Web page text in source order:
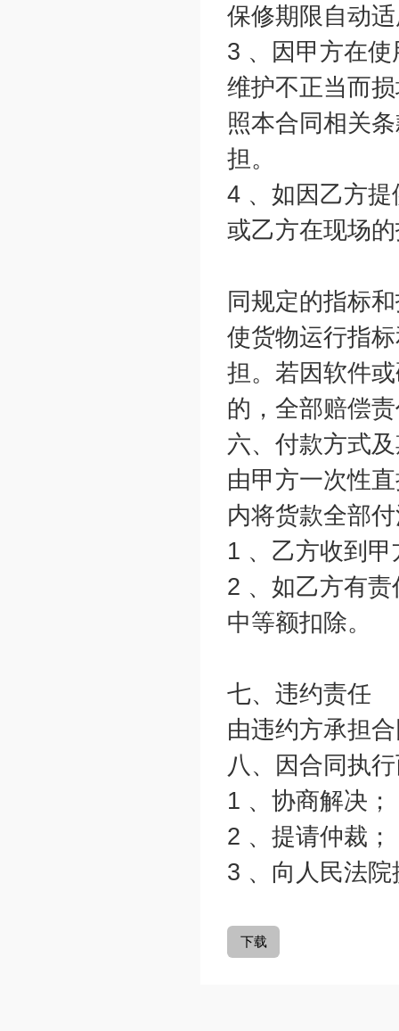
保修期限自动
3 、因甲方在
维护不正当而
照本合同相关
担。
4 、如因乙方
或乙方在现场
同规定的指标
使货物运行指
担。若因软件
的，全部赔偿
六、付款方式
由甲方一次性
内将货款全部
1 、乙方收到
2 、如乙方有
中等额扣除。
七、违约责任
由违约方承担
八、因合同执
1 、协商解决；
2 、提请仲裁；
3 、向人民法